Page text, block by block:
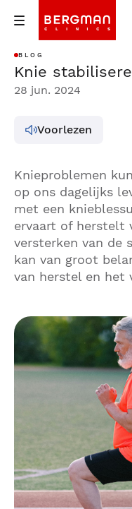
BLOG
Knie
28 jun. 2024
Voorlezen
Knieproblemen
op ons dagelijks
met een
ervaart of herstelt
versterken van de
kan van groot
van herstel en het